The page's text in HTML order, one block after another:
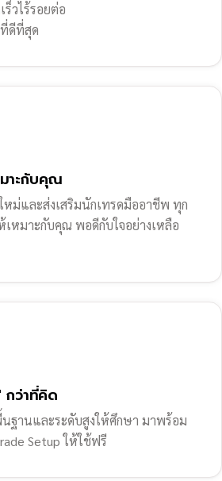
ร็วไร้รอยต่อ
ดีที่สุด
าะกับคุณ
ม่และส่งเสริมนักเทรดมืออาชีพ ทุก
หมาะกับคุณ พอดีกับใจอย่างเหลือ
กว่าที่คิด
นฐานและระดับสูงให้ศึกษา มาพร้อม
Setup ให้ใช้ฟรี